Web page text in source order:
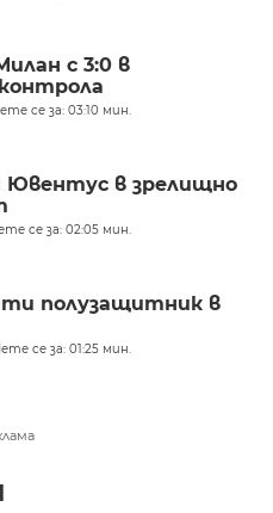
с 3:0 в
се за: 03:10 мин.
Ювентус в зрелищно
се за: 02:05 мин.
полузащитник в
се за: 01:25 мин.